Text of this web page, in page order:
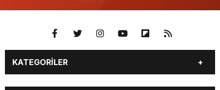
KATEGORİLER
GÜNDEM DÜNYA